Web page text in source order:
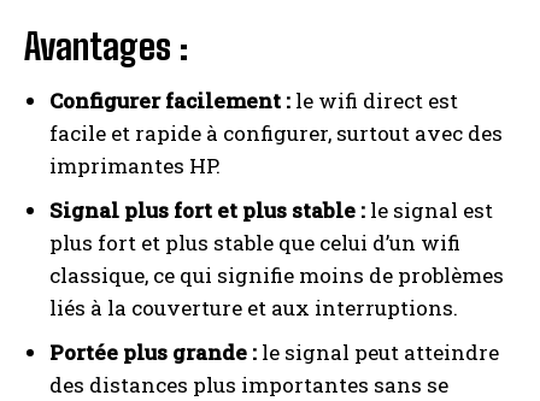
Avantages :
Configurer facilement : le wifi direct est
facile et rapide à configurer, surtout avec des
imprimantes HP.
Signal plus fort et plus stable : le signal est
plus fort et plus stable que celui d’un wifi
classique, ce qui signifie moins de problèmes
liés à la couverture et aux interruptions.
Portée plus grande : le signal peut atteindre
des distances plus importantes sans se